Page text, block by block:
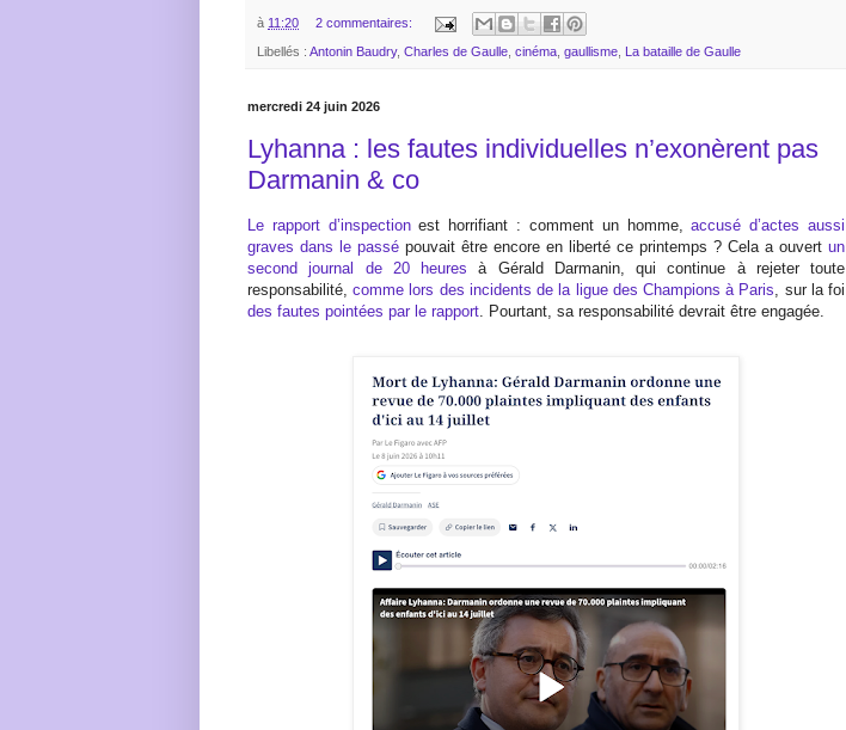
à 11:20 2 commentaires:
Libellés : Antonin Baudry, Charles de Gaulle cinéma gaullisme La bataille de Gaulle
mercredi 24 juin 2026
Lyhanna : les fautes individuelles n’exonèrent pas
Darmanin & co
Le rapport d’inspectionest horrifiant : comment un homme,accusé d’actes aussi
graves dans le passé pouvait être encore en liberté ce printemps ? Cela a ouvert un
second journal de 20 heures à Gérald Darmanin, qui continue à rejeter toute
responsabilité ,comme lors des incidents de la ligue des Champions à Paris , sur la foi
des fautes pointées par le rapport . Pourtant, sa responsabilité devrait être engagée.